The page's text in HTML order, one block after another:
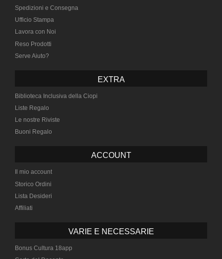
Spedizioni e Consegna
Ufficio Stampa
Lavora con Noi
Reso Prodotti
Serve Aiuto?
EXTRA
Biblioteca Inclusiva della Ciopi
Liste Regalo
Le nostre Riviste
Buoni Regalo
ACCOUNT
Il mio account
Storico Ordini
Lista Desideri
Affiliati
VARIE E NECESSARIE
Bonus Cultura 18app